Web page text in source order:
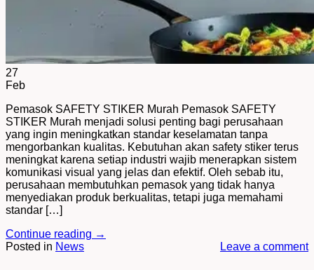
27
Feb
Pemasok SAFETY STIKER Murah Pemasok SAFETY
STIKER Murah menjadi solusi penting bagi perusahaan
yang ingin meningkatkan standar keselamatan tanpa
mengorbankan kualitas. Kebutuhan akan safety stiker terus
meningkat karena setiap industri wajib menerapkan sistem
komunikasi visual yang jelas dan efektif. Oleh sebab itu,
perusahaan membutuhkan pemasok yang tidak hanya
menyediakan produk berkualitas, tetapi juga memahami
standar […]
Continue reading →
Posted in News Leave a comment